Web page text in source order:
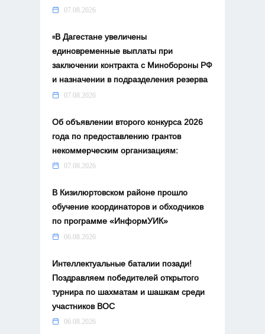
07.08.2026
▫️В Дагестане увеличены
единовременные выплаты при
заключении контракта с Минобороны РФ
и назначении в подразделения резерва
07.08.2026
Об объявлении второго конкурса 2026
года по предоставлению грантов
некоммерческим организациям:
07.08.2026
В Кизилюртовском районе прошло
обучение координаторов и обходчиков
по программе «ИнформУИК»
06.08.2026
Интеллектуальные баталии позади!
Поздравляем победителей открытого
турнира по шахматам и шашкам среди
участников ВОС
06.08.2026